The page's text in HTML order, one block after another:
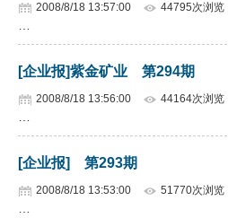
2008/8/18 13:57:00 44795次浏览
[企业报]紫金矿业 第294期
2008/8/18 13:56:00 44164次浏览
[企业报] 第293期
2008/8/18 13:53:00 51770次浏览